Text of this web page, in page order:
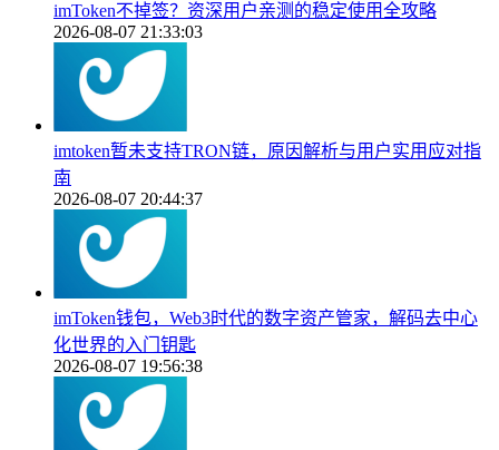
imToken不掉签？资深用户亲测的稳定使用全攻略
2026-08-07 21:33:03
imtoken暂未支持TRON链，原因解析与用户实用应对指
南
2026-08-07 20:44:37
imToken钱包，Web3时代的数字资产管家，解码去中心
化世界的入门钥匙
2026-08-07 19:56:38